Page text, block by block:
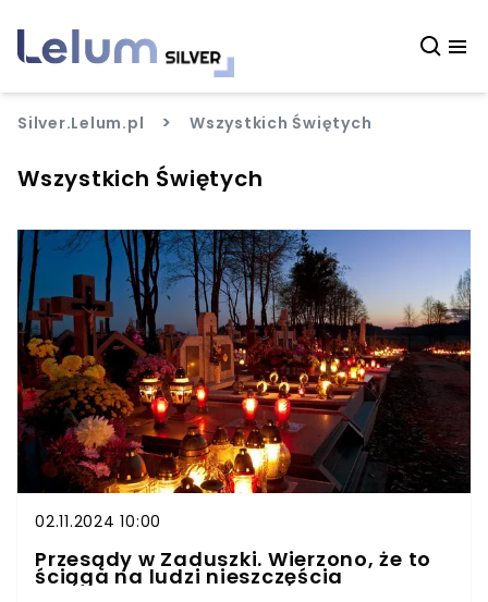
Silver.Lelum.pl > Wszystkich Świętych
Wszystkich Świętych
02.11.2024 10:00
Przesądy w Zaduszki. Wierzono, że to
ściąga na ludzi nieszczęścia